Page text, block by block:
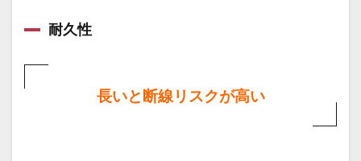
耐久性
長いと断線リスクが高い